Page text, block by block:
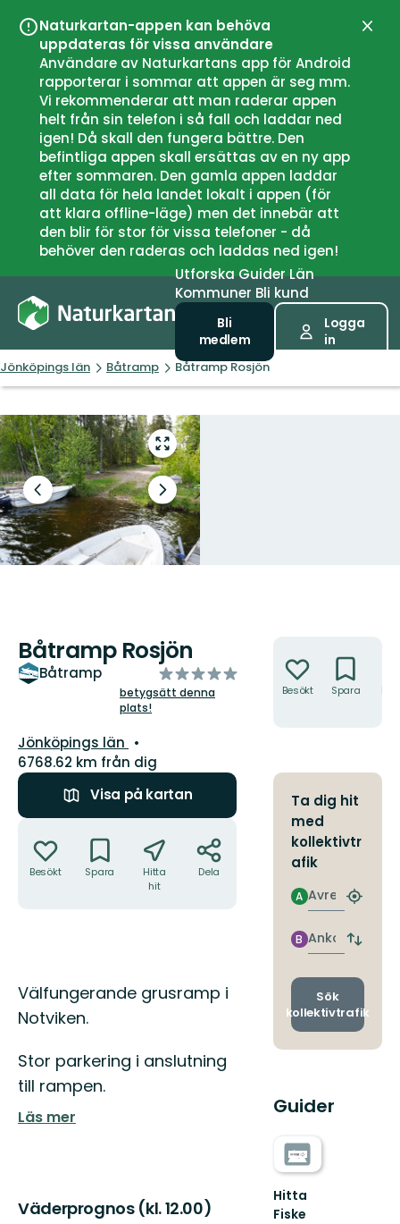
Naturkartan-appen kan behöva
uppdateras för vissa användare
Användare av Naturkartans app för Android
rapporterar i sommar att appen är seg mm.
Vi rekommenderar att man raderar appen
helt från sin telefon i så fall och laddar ned
igen! Då skall den fungera bättre. Den
befintliga appen skall ersättas av en ny app
efter sommaren. Den gamla appen laddar
all data för hela landet lokalt i appen (för
att klara offline-läge) men det innebär att
den blir för stor för vissa telefoner - då
behöver den raderas och laddas ned igen!
UtforskaGuiderLän
Kommuner Bli kund
Bli
medlem
Logga
in
Jönköpings län Båtramp Båtramp Rosjön
Gå
till
helskärmsläge
Föregående
bild
Nästa
bildspel
Båtramp Rosjön
Båtramp
av
5
betygsätt denna
plats!
Län:
Jönköpings län
6768.62 km från dig
Visa på kartan
Besökt Spara
Hitta
hit
Dela
Beskrivning
Välfungerande grusramp i
Notviken.
Stor parkering i anslutning
till rampen.
Läs mer
Väderprognos (kl. 12.00)
Besökt Spara
Ta dig hit
med
kollektivtr
afik
Avresa
A
Hitta
Ankomst
B
Byt
och
Sök
kollektivtrafik
Guider
Hitta
Fiske